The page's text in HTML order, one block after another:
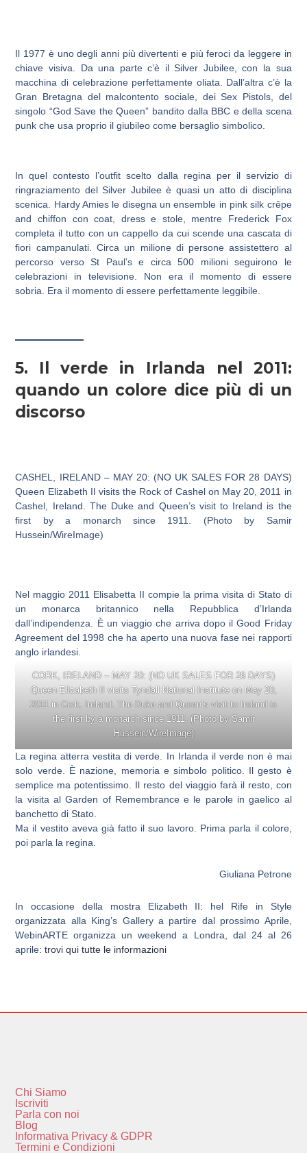
Il 1977 è uno degli anni più divertenti e più feroci da leggere in
chiave visiva. Da una parte c’è il Silver Jubilee, con la sua
macchina di celebrazione perfettamente oliata. Dall’altra c’è la
Gran Bretagna del malcontento sociale, dei Sex Pistols, del
singolo “God Save the Queen” bandito dalla BBC e della scena
punk che usa proprio il giubileo come bersaglio simbolico.
In quel contesto l’outfit scelto dalla regina per il servizio di
ringraziamento del Silver Jubilee è quasi un atto di disciplina
scenica. Hardy Amies le disegna un ensemble in pink silk crêpe
and chiffon con coat, dress e stole, mentre Frederick Fox
completa il tutto con un cappello da cui scende una cascata di
fiori campanulati. Circa un milione di persone assistettero al
percorso verso St Paul’s e circa 500 milioni seguirono le
celebrazioni in televisione. Non era il momento di essere
sobria. Era il momento di essere perfettamente leggibile.
5. Il verde in Irlanda nel 2011:
quando un colore dice più di un
discorso
CASHEL, IRELAND – MAY 20: (NO UK SALES FOR 28 DAYS)
Queen Elizabeth II visits the Rock of Cashel on May 20, 2011 in
Cashel, Ireland. The Duke and Queen’s visit to Ireland is the
first by a monarch since 1911. (Photo by Samir
Hussein/WireImage)
Nel maggio 2011 Elisabetta II compie la prima visita di Stato di
un monarca britannico nella Repubblica d’Irlanda
dall’indipendenza. È un viaggio che arriva dopo il Good Friday
Agreement del 1998 che ha aperto una nuova fase nei rapporti
anglo irlandesi.
CORK, IRELAND – MAY 20: (NO UK SALES FOR 28 DAYS)
Queen Elizabeth II visits Tyndall National Institute on May 20,
2011 in Cork, Ireland. The Duke and Queen’s visit to Ireland is
the first by a monarch since 1911. (Photo by Samir
Hussein/WireImage)
La regina atterra vestita di verde. In Irlanda il verde non è mai
solo verde. È nazione, memoria e simbolo politico. Il gesto è
semplice ma potentissimo. Il resto del viaggio farà il resto, con
la visita al Garden of Remembrance e le parole in gaelico al
banchetto di Stato.
Ma il vestito aveva già fatto il suo lavoro. Prima parla il colore,
poi parla la regina.
Giuliana Petrone
In occasione della mostra Elizabeth II: hel Rife in Style
organizzata alla King’s Gallery a partire dal prossimo Aprile,
WebinARTE organizza un weekend a Londra, dal 24 al 26
aprile:trovi qui tutte le informazioni
Chi Siamo
Iscriviti
Parla con noi
Blog
Informativa Privacy & GDPR
Termini e Condizioni